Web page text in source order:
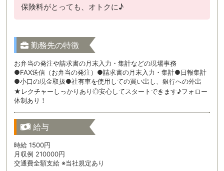
保険料がとっても、オトクに♪
勤務先の特徴
お弁当の発注や請求書の月末入力・集計などの現場事務
●FAX送信（お弁当の発注）●請求書の月末入力・集計●日報集計
●小口の現金取扱●社有車を使用しての買い出し、銀行への外出
★レクチャーしっかりあり◎安心してスタートできます♪フォロー
体制あり！
給与
時給 1500円
月収例 210000円
交通費全額支給 ※当社規定あり